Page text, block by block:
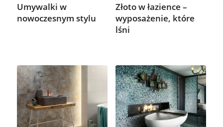
Umywalki w
nowoczesnym stylu
Złoto w łazience –
wyposażenie, które
lśni